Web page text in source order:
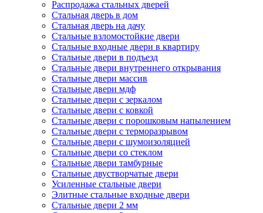
Распродажа стальных дверей
Стальная дверь в дом
Стальная дверь на дачу
Стальные взломостойкие двери
Стальные входные двери в квартиру
Стальные двери в подъезд
Стальные двери внутреннего открывания
Стальные двери массив
Стальные двери мдф
Стальные двери с зеркалом
Стальные двери с ковкой
Стальные двери с порошковым напылением
Стальные двери с терморазрывом
Стальные двери с шумоизоляцией
Стальные двери со стеклом
Стальные двери тамбурные
Стальные двустворчатые двери
Усиленные стальные двери
Элитные стальные входные двери
Стальные двери 2 мм